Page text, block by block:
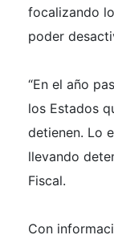
focalizando
poder
“En el año
los Estados
detienen. Lo
llevando
Fiscal.
Con